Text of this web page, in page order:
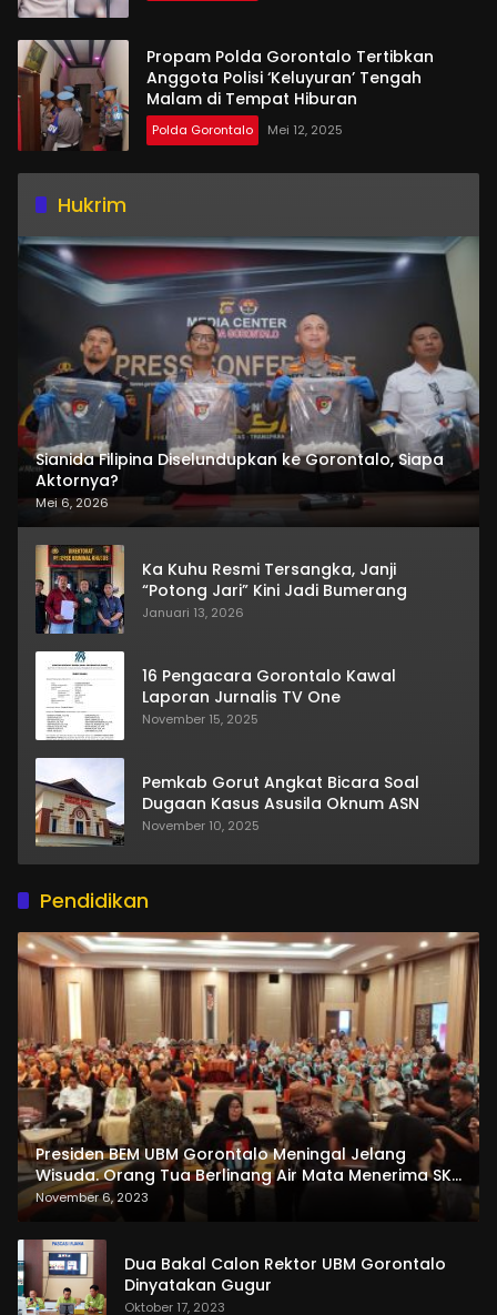
Propam Polda Gorontalo Tertibkan
Anggota Polisi ‘Keluyuran’ Tengah
Malam di Tempat Hiburan
Polda Gorontalo Mei 12, 2025
Hukrim
Sianida Filipina Diselundupkan ke Gorontalo, Siapa
Aktornya?
Mei 6, 2026
Ka Kuhu Resmi Tersangka, Janji
“Potong Jari” Kini Jadi Bumerang
Januari 13, 2026
16 Pengacara Gorontalo Kawal
Laporan Jurnalis TV One
November 15, 2025
Pemkab Gorut Angkat Bicara Soal
Dugaan Kasus Asusila Oknum ASN
November 10, 2025
Pendidikan
Presiden BEM UBM Gorontalo Meningal Jelang
Wisuda. Orang Tua Berlinang Air Mata Menerima SKL
dan Pemasangan Salempang
November 6, 2023
Dua Bakal Calon Rektor UBM Gorontalo
Dinyatakan Gugur
Oktober 17, 2023